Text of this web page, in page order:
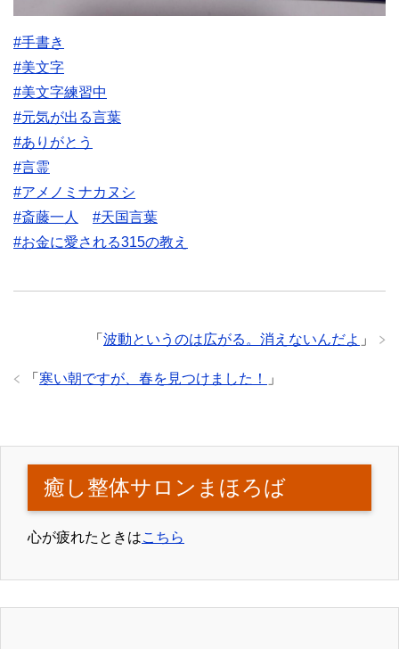
#手書き
#美文字
#美文字練習中
#元気が出る言葉
#ありがとう
#言霊
#アメノミナカヌシ
#斎藤一人
#天国言葉
#お金に愛される315の教え
「 波動というのは広がる。消えないんだよ 」
「 寒い朝ですが、春を見つけました！ 」
癒し整体サロンまほろば
心が疲れたときはこちら